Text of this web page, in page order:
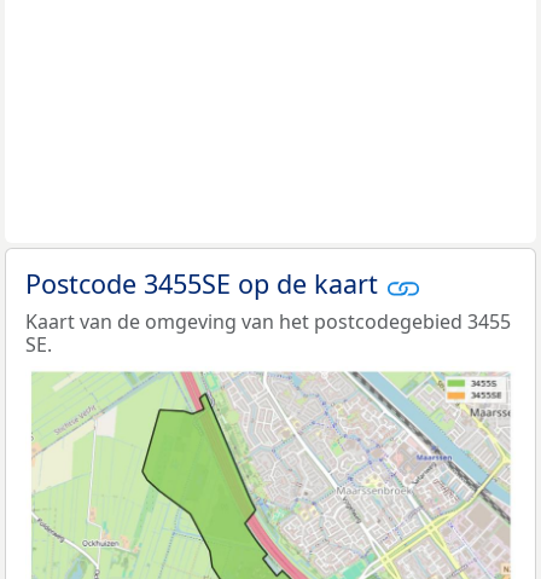
Postcode 3455SE op de kaart
Kaart van de omgeving van het postcodegebied 3455
SE.